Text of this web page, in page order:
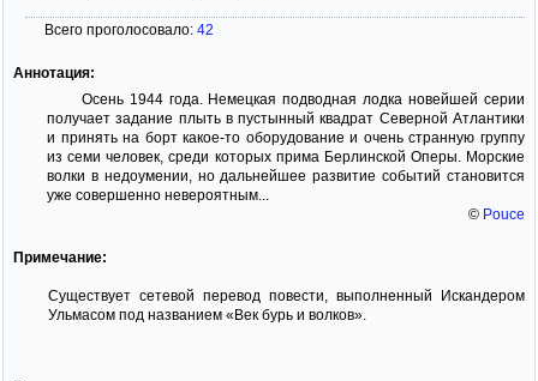
Всего проголосовало: 42
Аннотация:
Осень 1944 года. Немецкая подводная лодка новейшей серии
получает задание плыть в пустынный квадрат Северной Атлантики
и принять на борт какое-то оборудование и очень странную группу
из семи человек, среди которых прима Берлинской Оперы. Морские
волки в недоумении, но дальнейшее развитие событий становится
уже совершенно невероятным...
© Pouce
Примечание:
Существует сетевой перевод повести, выполненный Искандером
Ульмасом под названием «Век бурь и волков».